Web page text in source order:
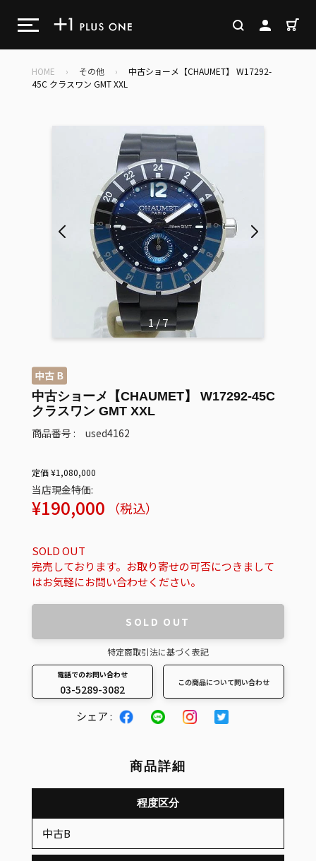
ン
検索 ログイン
HOME › その他 ›
中古ショーメ【CHAUMET】 W17292-
45C クラスワン GMT XXL
1/7
中古ショーメ【CHAUMET】 W17292-45C
クラスワン GMT XXL
商品番号 : used4162
定価 ¥1,080,000
当店現金特価:
販
格
¥190,000 （税込）
SOLD OUT
完売しております。お取り寄せの可否につきまして
はお気軽にお問い合わせください。
SOLD OUT
特定商取引法に基づく表記
電話でのお問い合わせ
03-5289-3082
この商品について問い合わせ
を
加
シェア :
商品詳細
程度区分
中古B